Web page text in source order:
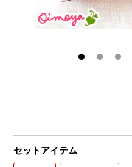
セットアイテム